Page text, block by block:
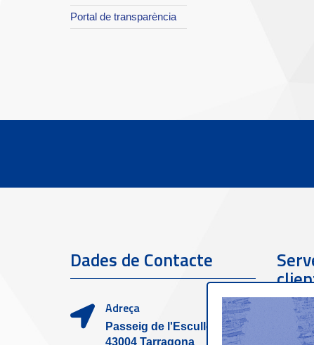
Portal de transparència
Dades de Contacte
Adreça
Passeig de l'Escullera s/n,
43004 Tarragona